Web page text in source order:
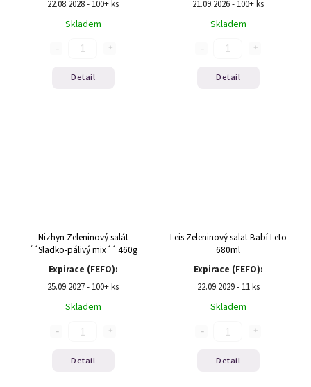
22.08.2028 - 100+ ks
Skladem
Detail
21.09.2026 - 100+ ks
Skladem
Detail
Nizhyn Zeleninový salát
´´Sladko-pálivý mix´´ 460g
Expirace (FEFO):
25.09.2027 - 100+ ks
Skladem
Detail
Leis Zeleninový salat Babí Leto
680ml
Expirace (FEFO):
22.09.2029 - 11 ks
Skladem
Detail